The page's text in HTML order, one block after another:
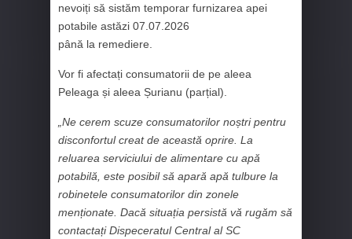
nevoiți să sistăm temporar furnizarea apei
potabile astăzi 07.07.2026
până la remediere.
Vor fi afectați consumatorii de pe aleea
Peleaga și aleea Șurianu (parțial).
„Ne cerem scuze consumatorilor noștri pentru
disconfortul creat de această oprire. La
reluarea serviciului de alimentare cu apă
potabilă, este posibil să apară apă tulbure la
robinetele consumatorilor din zonele
menționate. Dacă situația persistă vă rugăm să
contactați Dispeceratul Central al SC